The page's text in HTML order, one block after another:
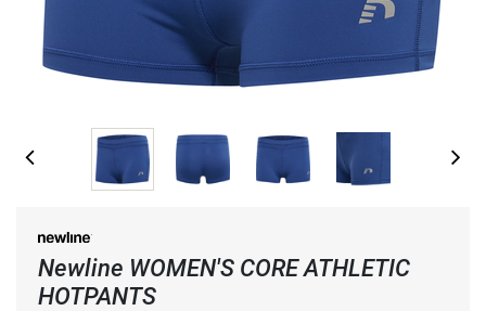
Newline WOMEN'S CORE ATHLETIC
HOTPANTS